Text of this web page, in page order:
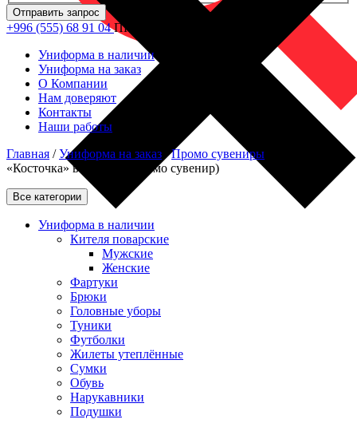
Отправить запрос
+996 (555) 68 91 04ПН - ПТ: 09.00 - 18.00
Униформа в наличии
Униформа на заказ
О Компании
Нам доверяют
Контакты
Наши работы
Главная /Униформа на заказ /Промо сувениры
«Косточка» в машину (промо сувенир)
Все категории
Униформа в наличии
Кителя поварские
Мужские
Женские
Фартуки
Брюки
Головные уборы
Туники
Футболки
Жилеты утеплённые
Сумки
Обувь
Нарукавники
Подушки